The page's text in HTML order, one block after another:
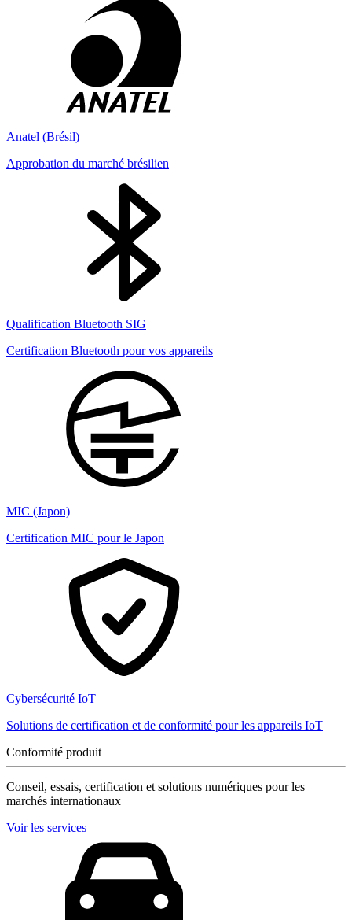
Anatel (Brésil)
Approbation du marché brésilien
Qualification Bluetooth SIG
Certification Bluetooth pour vos appareils
MIC (Japon)
Certification MIC pour le Japon
Cybersécurité IoT
Solutions de certification et de conformité pour les appareils IoT
Conformité produit
Conseil, essais, certification et solutions numériques pour les
marchés internationaux
Voir les services